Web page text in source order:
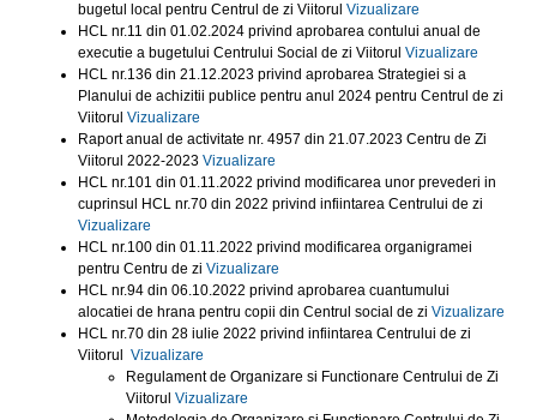
bugetul local pentru Centrul de zi Viitorul Vizualizare
HCL nr.11 din 01.02.2024 privind aprobarea contului anual de
executie a bugetului Centrului Social de zi Viitorul Vizualizare
HCL nr.136 din 21.12.2023 privind aprobarea Strategiei si a
Planului de achizitii publice pentru anul 2024 pentru Centrul de zi
Viitorul Vizualizare
Raport anual de activitate nr. 4957 din 21.07.2023 Centru de Zi
Viitorul 2022-2023 Vizualizare
HCL nr.101 din 01.11.2022 privind modificarea unor prevederi in
cuprinsul HCL nr.70 din 2022 privind infiintarea Centrului de zi
Vizualizare
HCL nr.100 din 01.11.2022 privind modificarea organigramei
pentru Centru de zi Vizualizare
HCL nr.94 din 06.10.2022 privind aprobarea cuantumului
alocatiei de hrana pentru copii din Centrul social de zi Vizualizare
HCL nr.70 din 28 iulie 2022 privind infiintarea Centrului de zi
Viitorul Vizualizare
Regulament de Organizare si Functionare Centrului de Zi
Viitorul Vizualizare